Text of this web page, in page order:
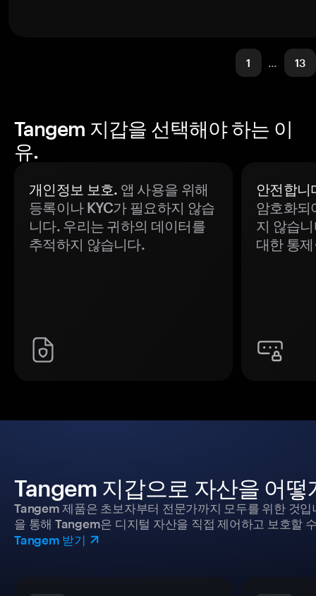
1 … 13
Tangem 지갑을 선택해야 하는 이
유.
개인정보 보호. 앱 사용을 위해
등록이나 KYC가 필요하지 않습
니다. 우리는 귀하의 데이터를
추적하지 않습니다.
안전합니
암호화되
지 않습
대한 통
Tangem 지갑으로 자산을 어떻
Tangem 제품은 초보자부터 전문가까지 모두를 위한 것
을 통해 Tangem은 디지털 자산을 직접 제어하고 보호할
Tangem 받기